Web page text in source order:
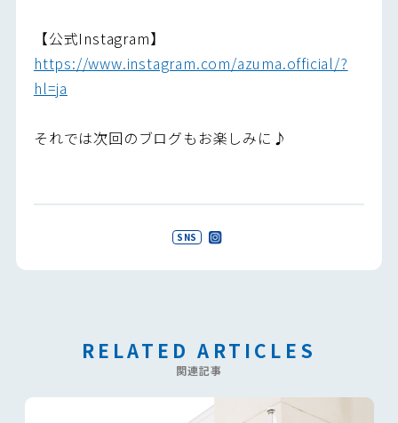
【公式Instagram】
https://www.instagram.com/azuma.official/?
hl=ja
それでは次回のブログもお楽しみに♪
SNS
RELATED ARTICLES
関連記事